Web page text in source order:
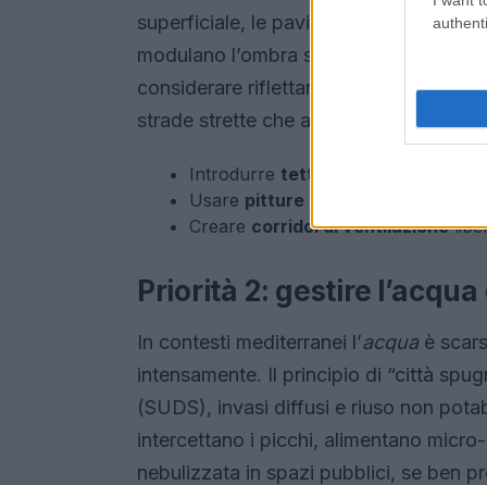
superficiale, le pavimentazioni
modulano l’ombra senza caricare gli
considerare riflettanza, emissività e
strade strette che aumentano
Introdurre tetti verdi
e giardini
Usare pitture ad alta riflettanza
Creare corridoi di ventilazione
Priorità 2: gestire
In contesti mediterranei l’acquaè
intensamente. Il principio di “città
(SUDS), invasi diffusi e riuso non
intercettano i picchi, alimentano
nebulizzata in spazi pubblici, se ben